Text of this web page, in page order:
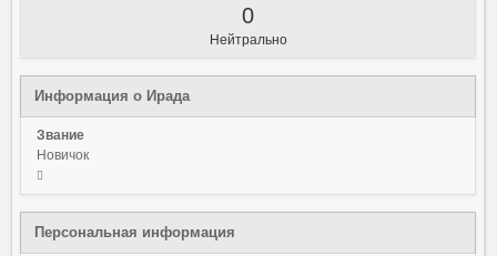
0
Нейтрально
Информация о Ирада
Звание
Новичок
Персональная информация